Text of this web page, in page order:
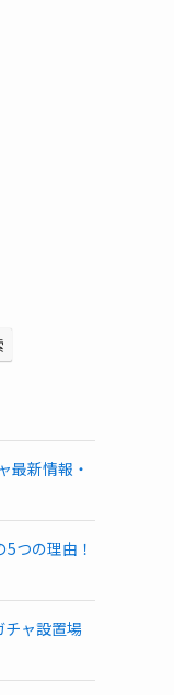
最新情報・
つの理由！
チャ設置場